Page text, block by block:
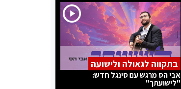
בתקווה לגאולה ולישועה
אבי הס מרגש עם סינגל חדש:
"לישועתך"